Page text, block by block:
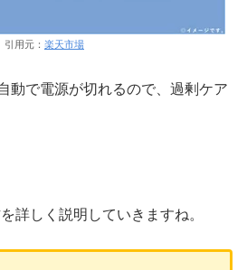
引用元： 楽天市場
動で電源が切れるので、過剰ケア
詳しく説明していきますね。